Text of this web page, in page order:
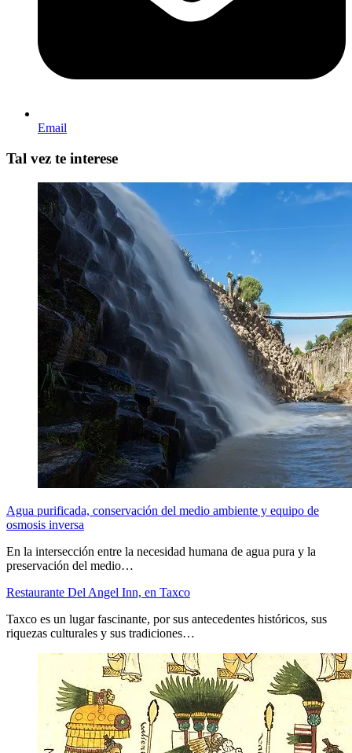
Email
Tal vez te interese
Agua purificada, conservación del medio ambiente y equipo de
osmosis inversa
En la intersección entre la necesidad humana de agua pura y la
preservación del medio…
Restaurante Del Angel Inn, en Taxco
Taxco es un lugar fascinante, por sus antecedentes históricos, sus
riquezas culturales y sus tradiciones…